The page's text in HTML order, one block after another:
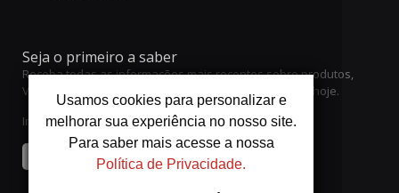
Usamos cookies para personalizar e
melhorar sua experiência no nosso site.
Para saber mais acesse a nossa
Política de Privacidade.
Seja o primeiro a saber
Receba todas as informações mais recentes sobre produtos,
Vendas e ofertas. Inscreva-se no boletim informativo hoje.
Insira o seu endereço de email